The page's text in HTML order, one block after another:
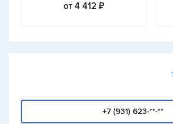
от 4 412 ₽
+7 (931) 623-**-**